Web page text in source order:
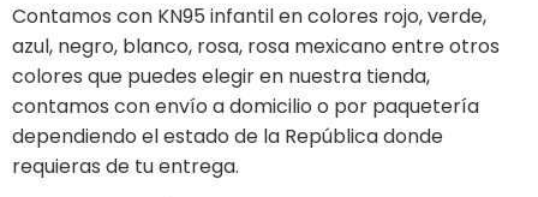
Contamos con KN95 infantil en colores rojo, verde,
azul, negro, blanco, rosa, rosa mexicano entre otros
colores que puedes elegir en nuestra tienda,
contamos con envío a domicilio o por paquetería
dependiendo el estado de la República donde
requieras de tu entrega.